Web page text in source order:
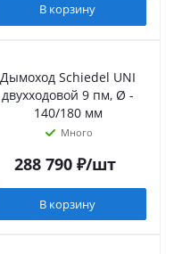
В корзину
Дымоход Schiedel UNI
двухходовой 9 пм, Ø -
140/180 мм
Много
288 790₽/шт
В корзину